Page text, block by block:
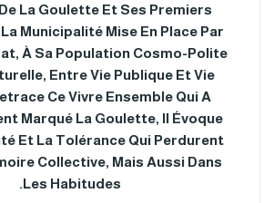
La Goulette Et Ses Premiers
Municipalité Mise En Place Par
À Sa Population Cosmo-Polite
Entre Vie Publique Et Vie
Ce Vivre Ensemble Qui A
Marqué La Goulette, Il Évoque
Et La Tolérance Qui Perdurent
Collective, Mais Aussi Dans
Les Habitudes.